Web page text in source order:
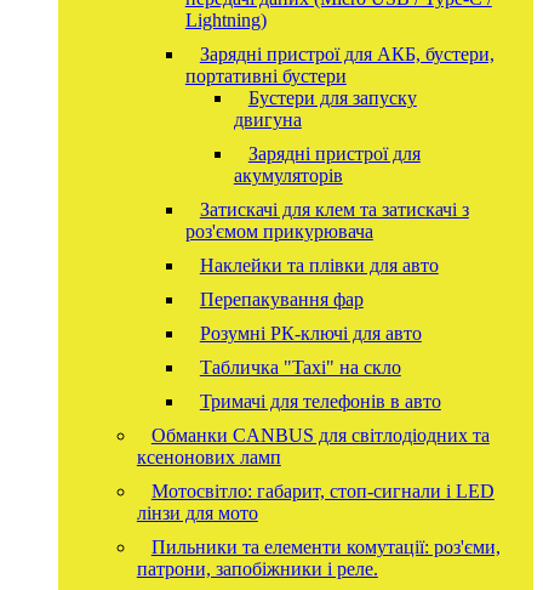
Lightning)
Зарядні пристрої для АКБ, бустери,
портативні бустери
Бустери для запуску
двигуна
Зарядні пристрої для
акумуляторів
Затискачі для клем та затискачі з
роз'ємом прикурювача
Наклейки та плівки для авто
Перепакування фар
Розумні РК-ключі для авто
Табличка "Taxi" на скло
Тримачі для телефонів в авто
Обманки CANBUS для світлодіодних та
ксенонових ламп
Мотосвітло: габарит, стоп-сигнали і LED
лінзи для мото
Пильники та елементи комутації: роз'єми,
патрони, запобіжники і реле.